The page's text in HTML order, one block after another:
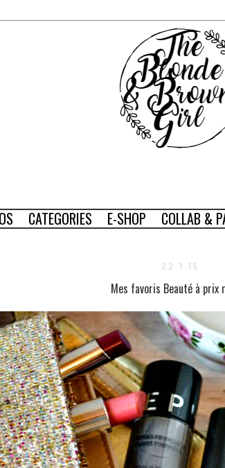
CATEGORIES E-SHOP COLLAB &
22.1.15
Mes favoris Beauté à prix